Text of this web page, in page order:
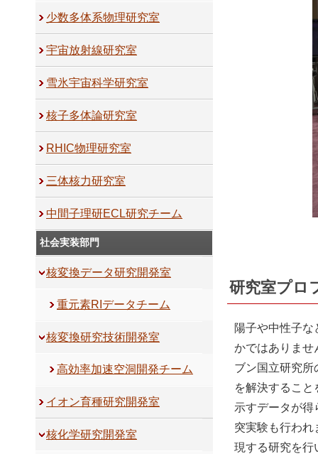
少数多体系物理研究室
宇宙放射線研究室
雪氷宇宙科学研究室
核子多体論研究室
RHIC物理研究室
三体核力研究室
中間子理研ECL研究チーム
社会実装部門
核変換データ研究開発室
重元素RIデータチーム
核変換研究技術開発室
高効率加速空洞開発チーム
イオン育種研究開発室
核化学研究開発室
研究室プロ
陽子や中性子
かではありませ
ブン国立研究
を解決するこ
示すデータが
突実験も行われ
現する研究を行